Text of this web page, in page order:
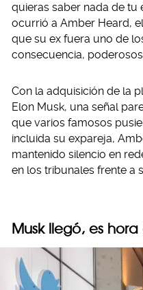
quieras saber nada de tu
ocurrió a Amber Heard,
que su ex fuera uno de
consecuencia,
Con la adquisición de la
Elon Musk, una señal
que varios famosos
incluida su expareja,
mantenido silencio en
en los tribunales frente a
Musk llegó, es hora